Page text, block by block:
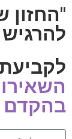
"החזון
להרגיש
בהקדם